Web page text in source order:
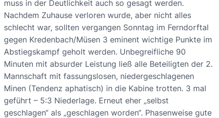
muss in der Deutlichkeit auch so gesagt werden.
Nachdem Zuhause verloren wurde, aber nicht alles
schlecht war, sollten vergangen Sonntag im Ferndorftal
gegen Kredenbach/Müsen 3 eminent wichtige Punkte im
Abstiegskampf geholt werden. Unbegreifliche 90
Minuten mit absurder Leistung ließ alle Beteiligten der 2.
Mannschaft mit fassungslosen, niedergeschlagenen
Minen (Tendenz aphatisch) in die Kabine trotten. 3 mal
geführt – 5:3 Niederlage. Erneut eher „selbst
geschlagen“ als „geschlagen worden“. Phasenweise gute